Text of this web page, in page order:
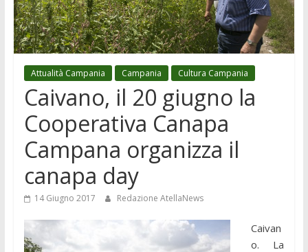
Attualità Campania Campania Cultura Campania
Caivano, il 20 giugno la
Cooperativa Canapa
Campana organizza il
canapa day
14 Giugno 2017 Redazione AtellaNews
Caivan
o. La